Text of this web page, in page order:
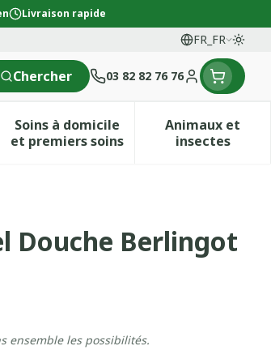
Livraison rapide
FR_FR
Langues
Chercher 03 82 82 76 76
Menu client
enfantsVitalité 50+
menu pour la catégorie
Soins à domicile
et premiers soins
Afficher le sous-menu pour la
Animaux et
insectes
Afficher
Douche Berlingot
ensemble les possibilités.